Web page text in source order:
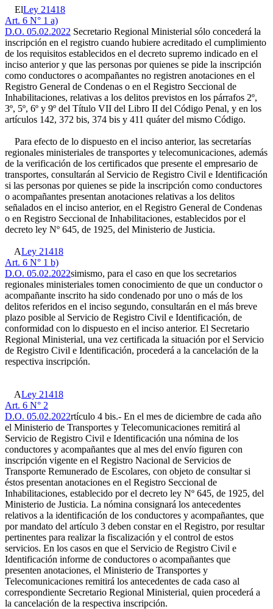
ElLey 21418
Art. 6 N° 1 a)
D.O. 05.02.2022 Secretario Regional Ministerial sólo concederá la
inscripción en el registro cuando hubiere acreditado el cumplimiento
de los requisitos establecidos en el decreto supremo indicado en el
inciso anterior y que las personas por quienes se pide la inscripción
como conductores o acompañantes no registren anotaciones en el
Registro General de Condenas o en el Registro Seccional de
Inhabilitaciones, relativas a los delitos previstos en los párrafos 2º,
3º, 5º, 6º y 9º del Título VII del Libro II del Código Penal, y en los
artículos 142, 372 bis, 374 bis y 411 quáter del mismo Código.
Para efecto de lo dispuesto en el inciso anterior, las secretarías
regionales ministeriales de transportes y telecomunicaciones, además
de la verificación de los certificados que presente el empresario de
transportes, consultarán al Servicio de Registro Civil e Identificación
si las personas por quienes se pide la inscripción como conductores
o acompañantes presentan anotaciones relativas a los delitos
señalados en el inciso anterior, en el Registro General de Condenas
o en Registro Seccional de Inhabilitaciones, establecidos por el
decreto ley Nº 645, de 1925, del Ministerio de Justicia.
ALey 21418
Art. 6 N° 1 b)
D.O. 05.02.2022simismo, para el caso en que los secretarios
regionales ministeriales tomen conocimiento de que un conductor o
acompañante inscrito ha sido condenado por uno o más de los
delitos referidos en el inciso segundo, consultarán en el más breve
plazo posible al Servicio de Registro Civil e Identificación, de
conformidad con lo dispuesto en el inciso anterior. El Secretario
Regional Ministerial, una vez certificada la situación por el Servicio
de Registro Civil e Identificación, procederá a la cancelación de la
respectiva inscripción.
ALey 21418
Art. 6 N° 2
D.O. 05.02.2022rtículo 4 bis.- En el mes de diciembre de cada año
el Ministerio de Transportes y Telecomunicaciones remitirá al
Servicio de Registro Civil e Identificación una nómina de los
conductores y acompañantes que al mes del envío figuren con
inscripción vigente en el Registro Nacional de Servicios de
Transporte Remunerado de Escolares, con objeto de consultar si
éstos presentan anotaciones en el Registro Seccional de
Inhabilitaciones, establecido por el decreto ley Nº 645, de 1925, del
Ministerio de Justicia. La nómina consignará los antecedentes
relativos a la identificación de los conductores y acompañantes, que
por mandato del artículo 3 deben constar en el Registro, por resultar
pertinentes para realizar la fiscalización y el control de estos
servicios. En los casos en que el Servicio de Registro Civil e
Identificación informe de conductores o acompañantes que
presenten anotaciones, el Ministerio de Transportes y
Telecomunicaciones remitirá los antecedentes de cada caso al
correspondiente Secretario Regional Ministerial, quien procederá a
la cancelación de la respectiva inscripción.